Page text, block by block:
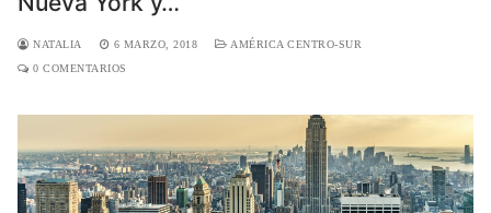
NATALIA 6 MARZO, 2018
AMÉRICA CENTRO-SUR
0 COMENTARIOS